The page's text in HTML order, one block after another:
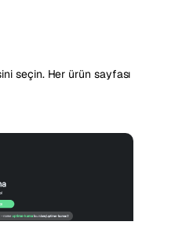
seçin. Her ürün sayfası